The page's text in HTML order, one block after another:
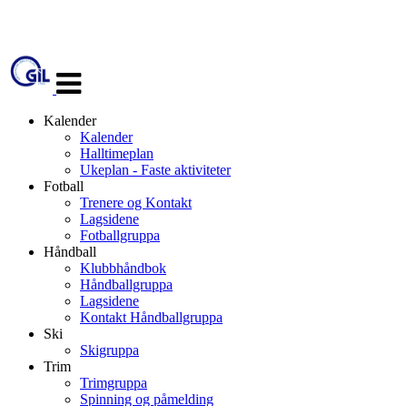
navigasjon
Kalender
Kalender
Halltimeplan
Ukeplan - Faste aktiviteter
Fotball
Trenere og Kontakt
Lagsidene
Fotballgruppa
Håndball
Klubbhåndbok
Håndballgruppa
Lagsidene
Kontakt Håndballgruppa
Ski
Skigruppa
Trim
Trimgruppa
Spinning og påmelding